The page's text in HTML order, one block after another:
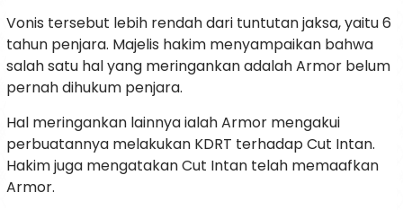
Vonis tersebut lebih rendah dari tuntutan jaksa, yaitu 6
tahun penjara. Majelis hakim menyampaikan bahwa
salah satu hal yang meringankan adalah Armor belum
pernah dihukum penjara.
Hal meringankan lainnya ialah Armor mengakui
perbuatannya melakukan KDRT terhadap Cut Intan.
Hakim juga mengatakan Cut Intan telah memaafkan
Armor.